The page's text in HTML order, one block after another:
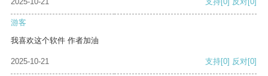
游客
我喜欢这个软件 作者加油
2025-10-21 支持[0] 反对[0]